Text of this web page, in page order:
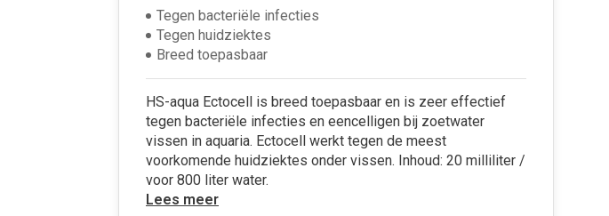
Tegen bacteriële infecties
Tegen huidziektes
Breed toepasbaar
HS-aqua Ectocell is breed toepasbaar en is zeer effectief
tegen bacteriële infecties en eencelligen bij zoetwater
vissen in aquaria. Ectocell werkt tegen de meest
voorkomende huidziektes onder vissen. Inhoud: 20 milliliter /
voor 800 liter water.
Lees meer